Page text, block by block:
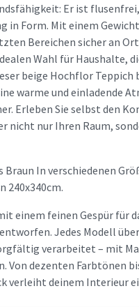
Er ist
in Form. Mit einem
Bereichen sicher an
Wahl für Haushalte,
beige Hochflor
warme und einladende
Erleben Sie selbst den
nicht nur Ihren Raum,
In verschiedenen
240x340cm.
einem feinen Gespür für
Jedes Modell
verarbeitet – mit
Von dezenten Farbtönen
verleiht deinem Interieur